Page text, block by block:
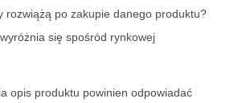
rozwiążą po zakupie danego produktu?
się spośród rynkowej
opis produktu powinien odpowiadać